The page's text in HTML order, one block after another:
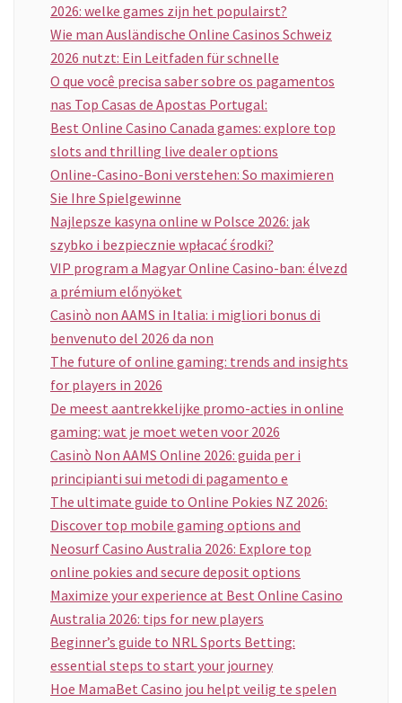
2026: welke games zijn het populairst?
Wie man Ausländische Online Casinos Schweiz
2026 nutzt: Ein Leitfaden für schnelle
O que você precisa saber sobre os pagamentos
nas Top Casas de Apostas Portugal:
Best Online Casino Canada games: explore top
slots and thrilling live dealer options
Online-Casino-Boni verstehen: So maximieren
Sie Ihre Spielgewinne
Najlepsze kasyna online w Polsce 2026: jak
szybko i bezpiecznie wpłacać środki?
VIP program a Magyar Online Casino-ban: élvezd
a prémium előnyöket
Casinò non AAMS in Italia: i migliori bonus di
benvenuto del 2026 da non
The future of online gaming: trends and insights
for players in 2026
De meest aantrekkelijke promo-acties in online
gaming: wat je moet weten voor 2026
Casinò Non AAMS Online 2026: guida per i
principianti sui metodi di pagamento e
The ultimate guide to Online Pokies NZ 2026:
Discover top mobile gaming options and
Neosurf Casino Australia 2026: Explore top
online pokies and secure deposit options
Maximize your experience at Best Online Casino
Australia 2026: tips for new players
Beginner’s guide to NRL Sports Betting:
essential steps to start your journey
Hoe MamaBet Casino jou helpt veilig te spelen